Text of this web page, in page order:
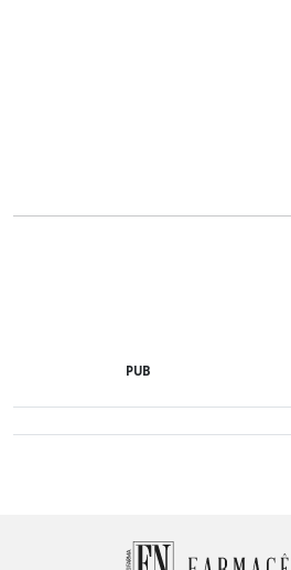
PUB